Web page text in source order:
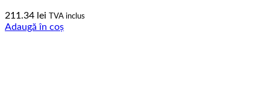
211.34 lei TVA inclus
Adaugă în coș